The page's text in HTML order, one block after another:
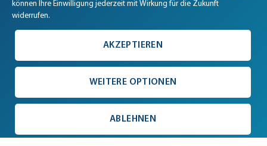
können Ihre Einwilligung jederzeit mit Wirkung für die Zukunft
widerrufen.
ABLEHNEN
WEITERE OPTIONEN
AKZEPTIEREN